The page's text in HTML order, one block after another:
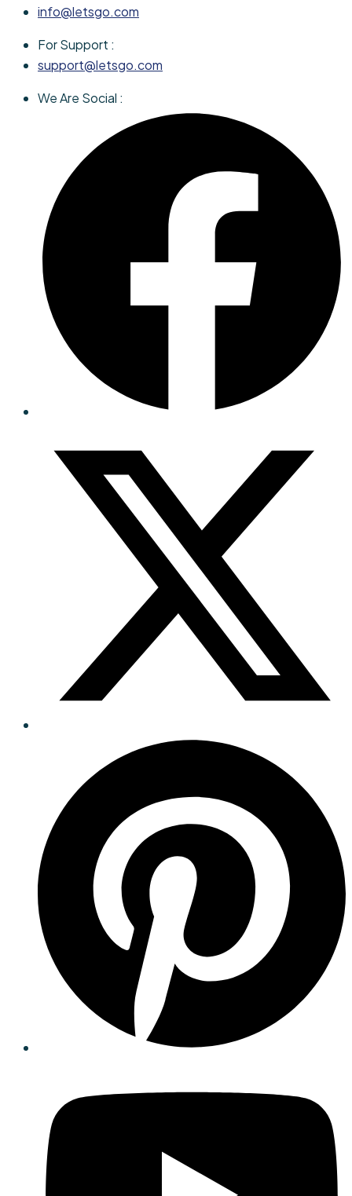
info@letsgo.com
For Support :
support@letsgo.com
We Are Social :